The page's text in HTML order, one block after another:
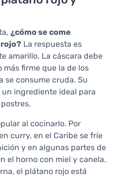
¿cómo se come
La respuesta es
amarillo. La cáscara debe
más firme que la de los
se consume cruda. Su
ingrediente ideal para
al cocinarlo. Por
curry, en el Caribe se fríe
y en algunas partes de
el horno con miel y canela.
el plátano rojo está